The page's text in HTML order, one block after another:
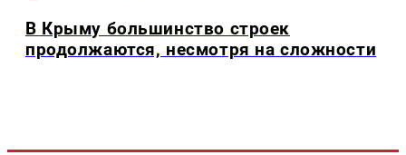
В Крыму большинство строек
продолжаются, несмотря на сложности